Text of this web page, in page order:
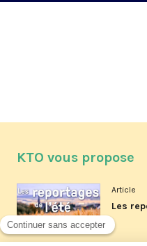
KTO vous propose
Article
Les